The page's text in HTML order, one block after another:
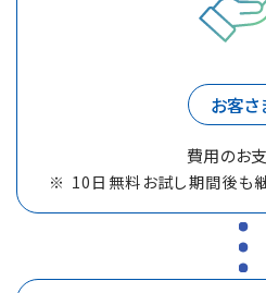
お客さ
費用のお
10日無料お試し期間後も